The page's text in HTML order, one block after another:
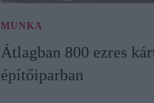
MUNKA
Átlagban 800 ezres
építőiparban